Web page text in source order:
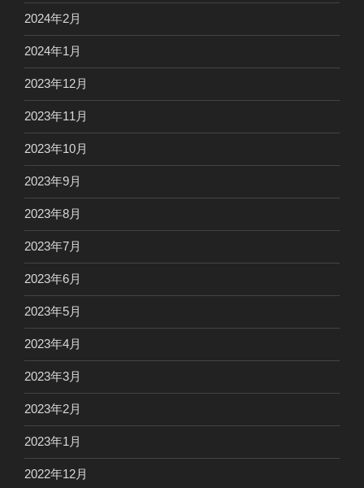
2024年2月
2024年1月
2023年12月
2023年11月
2023年10月
2023年9月
2023年8月
2023年7月
2023年6月
2023年5月
2023年4月
2023年3月
2023年2月
2023年1月
2022年12月